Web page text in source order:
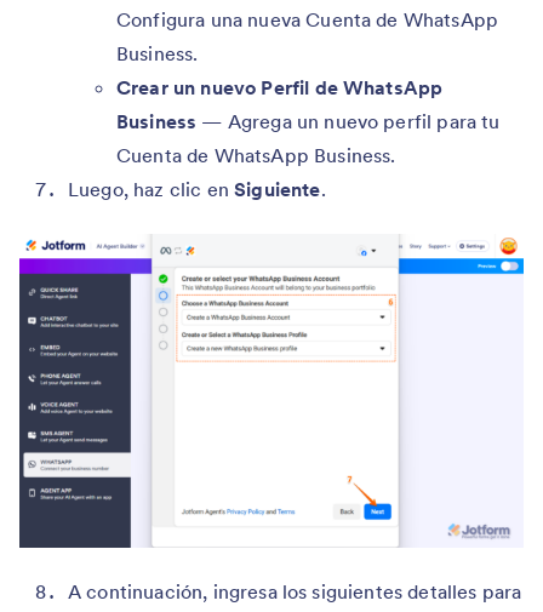
Configura una nueva Cuenta de WhatsApp
Business.
Crear un nuevo Perfil de WhatsApp
Business — Agrega un nuevo perfil para tu
Cuenta de WhatsApp Business.
Luego, haz clic enSiguiente.
A continuación, ingresa los siguientes detalles para